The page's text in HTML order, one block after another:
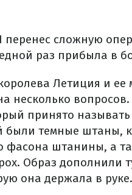
сложную
раз прибыла в
Летиция и
несколько
принято
были темные штаны,
фасона штанины, а
Образ дополнили
она держала в руке.